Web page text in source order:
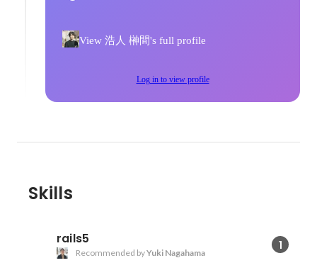
View 浩人 榊間's full profile
Log in to view profile
Skills
rails5 1
Recommended byYuki Nagahama